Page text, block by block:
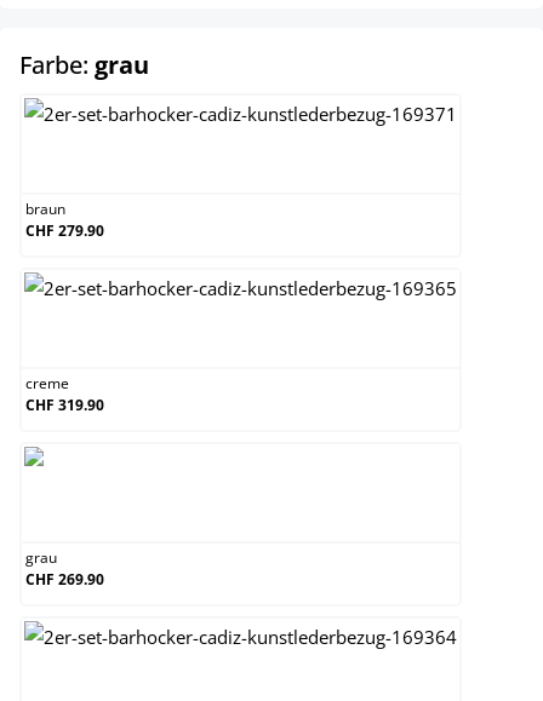
Farbe: grau
braun
CHF 279.90
creme
CHF 319.90
grau
CHF 269.90